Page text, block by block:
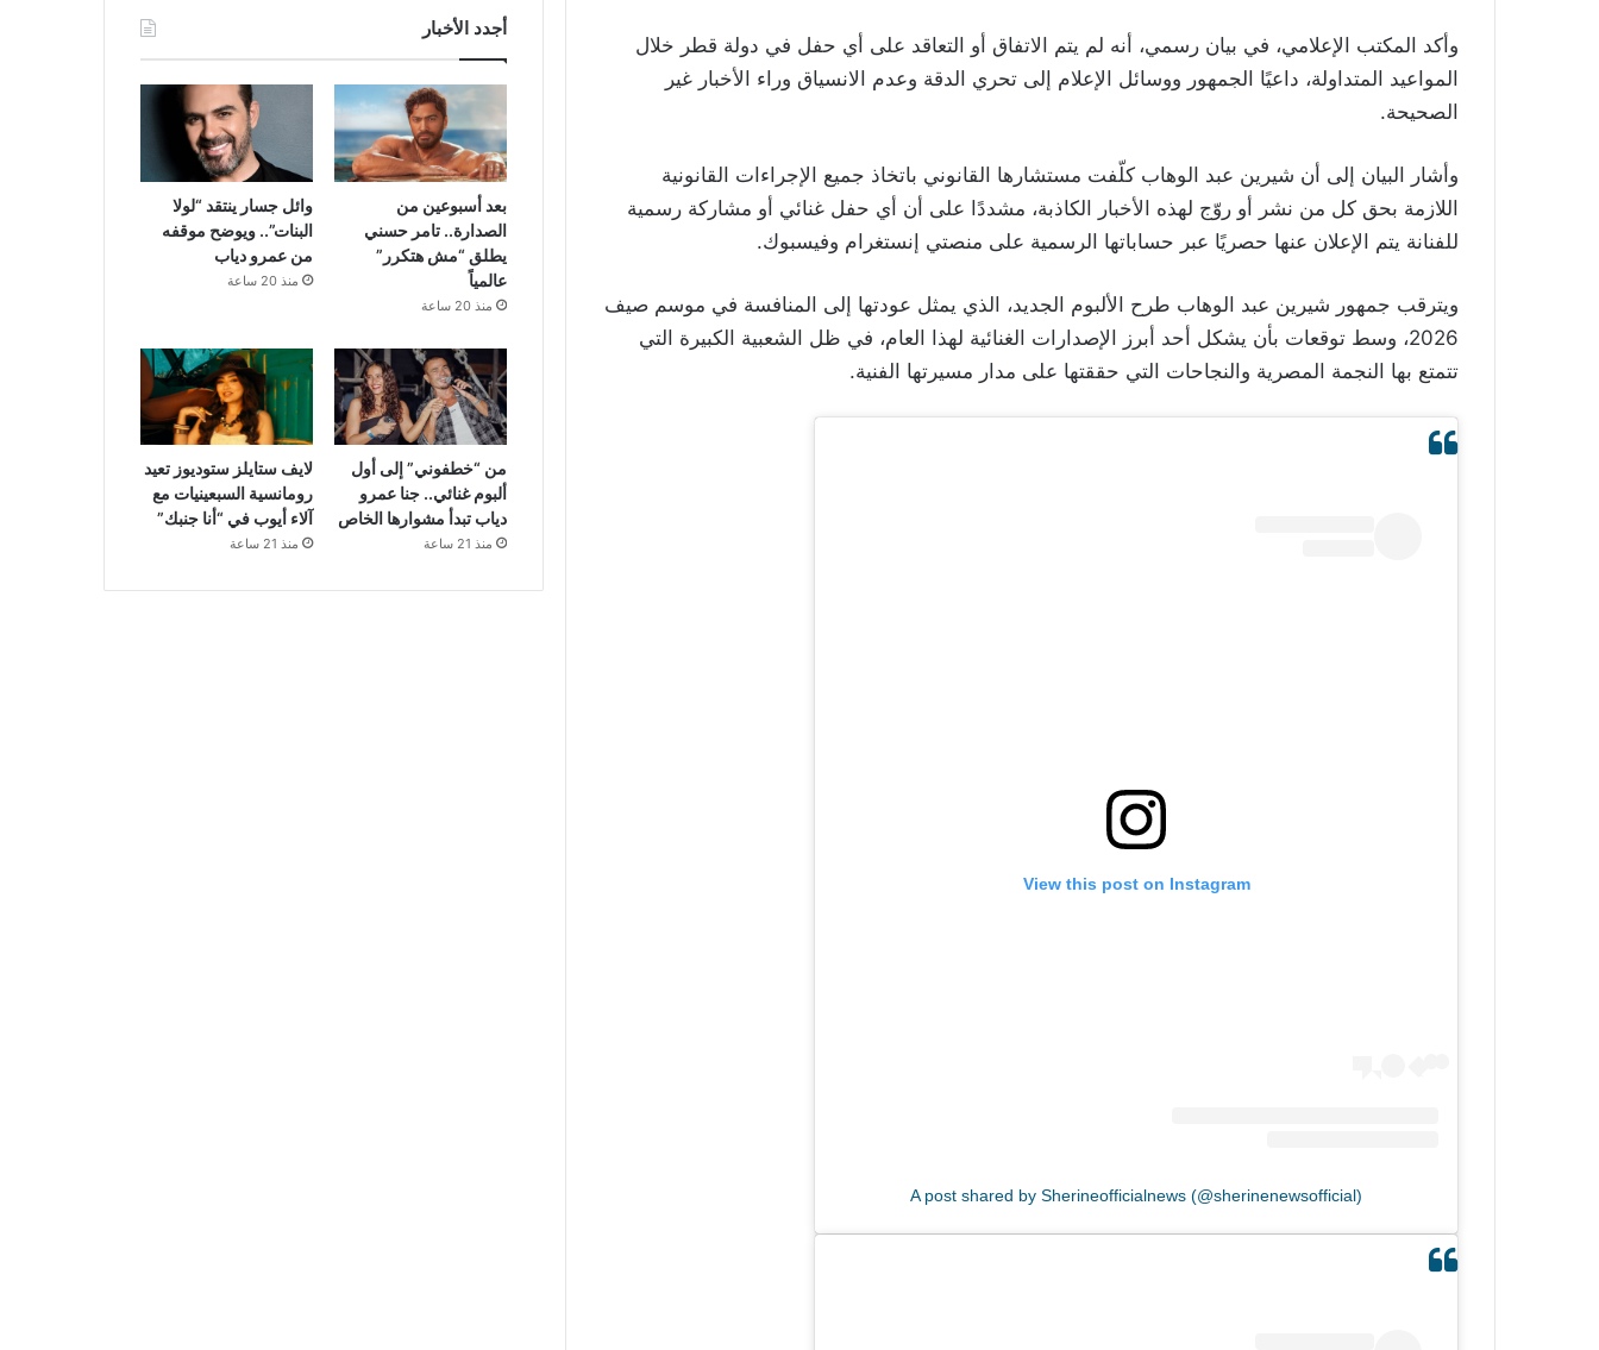
وأكد المكتب الإعلامي، في بيان رسمي، أنه لم يتم الاتفاق أو التعاقد على أي حفل في دولة قطر خلال
المواعيد المتداولة، داعيًا الجمهور ووسائل الإعلام إلى تحري الدقة وعدم الانسياق وراء الأخبار غير
الصحيحة.
وأشار البيان إلى أن شيرين عبد الوهاب كلّفت مستشارها القانوني باتخاذ جميع الإجراءات القانونية
اللازمة بحق كل من نشر أو روّج لهذه الأخبار الكاذبة، مشددًا على أن أي حفل غنائي أو مشاركة رسمية
للفنانة يتم الإعلان عنها حصريًا عبر حساباتها الرسمية على منصتي إنستغرام وفيسبوك.
ويترقب جمهور شيرين عبد الوهاب طرح الألبوم الجديد، الذي يمثل عودتها إلى المنافسة في موسم صيف
2026، وسط توقعات بأن يشكل أحد أبرز الإصدارات الغنائية لهذا العام، في ظل الشعبية الكبيرة التي
تتمتع بها النجمة المصرية والنجاحات التي حققتها على مدار مسيرتها الفنية.
View this post on Instagram
A post shared by Sherineofficialnews (@sherinenewsofficial)
أجدد الأخبار
بعد أسبوعين من
الصدارة.. تامر حسني
يطلق “مش هتكرر”
عالمياً
منذ 20 ساعة
وائل جسار ينتقد “لولا
البنات”.. ويوضح موقفه
من عمرو دياب
منذ 20 ساعة
من “خطفوني” إلى أول
ألبوم غنائي.. جنا عمرو
دياب تبدأ مشوارها الخاص
منذ 21 ساعة
لايف ستايلز ستوديوز تعيد
رومانسية السبعينيات مع
آلاء أيوب في “أنا جنبك”
منذ 21 ساعة